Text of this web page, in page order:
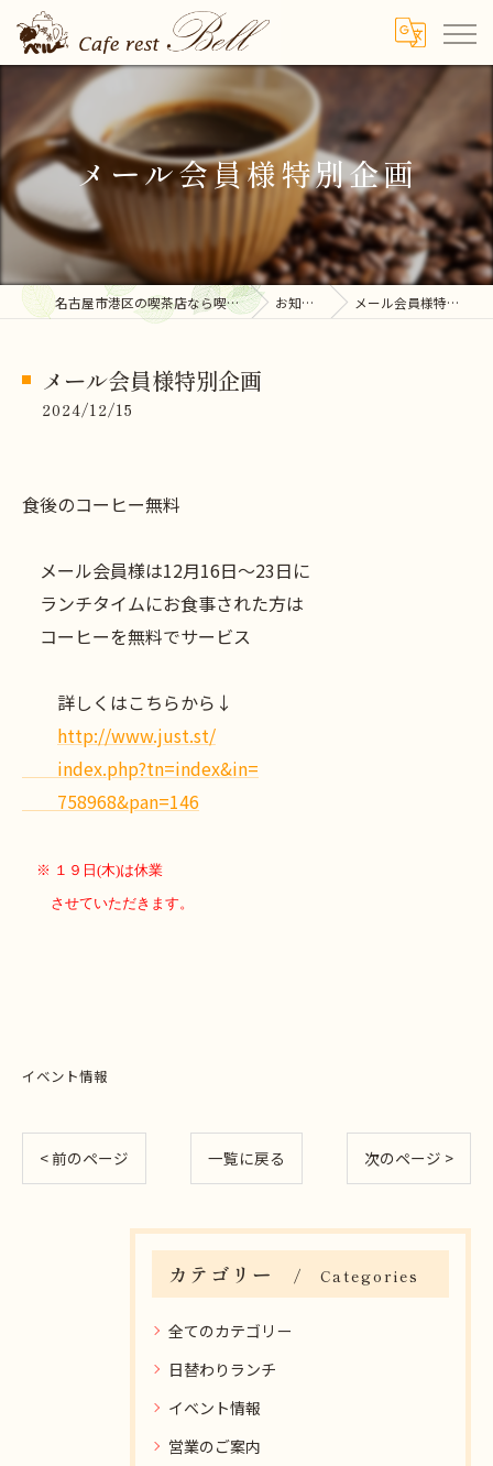
メール会員様特別企画
名古屋市港区の喫茶店なら喫茶ベル お知らせ メール会員様特別企画
メール会員様特別企画
2024/12/15
食後のコーヒー無料
メール会員様は12月16日～23日に
ランチタイムにお食事された方は
コーヒーを無料でサービス
詳しくはこちらから↓
http://www.just.st/
index.php?tn=index&in=
758968&pan=146
※ １９日(木)は休業
させていただきます。
イベント情報
< 前のページ 一覧に戻る 次のページ >
カテゴリー Categories
全てのカテゴリー
日替わりランチ
イベント情報
営業のご案内